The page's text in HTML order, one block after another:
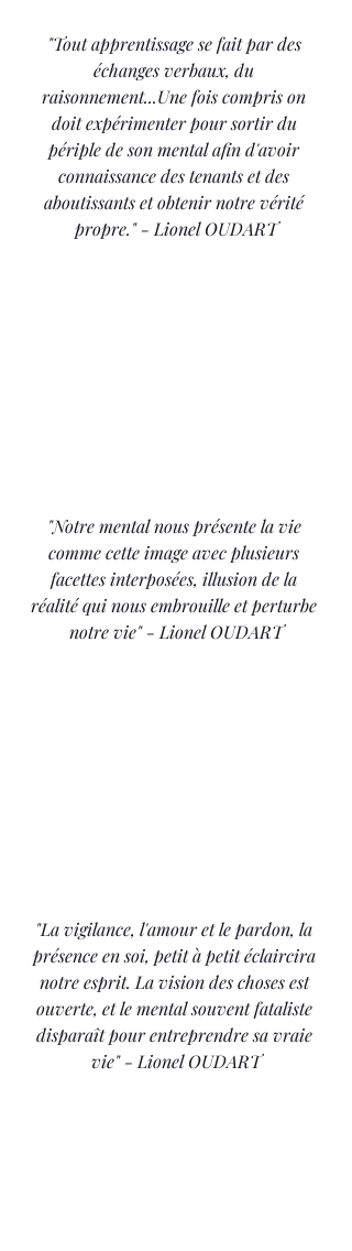
"Tout apprentissage se fait par des
échanges verbaux, du
raisonnement...Une fois compris on
doit expérimenter pour sortir du
périple de son mental afin d'avoir
connaissance des tenants et des
aboutissants et obtenir notre vérité
propre." - Lionel OUDART
"Notre mental nous présente la vie
comme cette image avec plusieurs
facettes interposées, illusion de la
réalité qui nous embrouille et perturbe
notre vie" - Lionel OUDART
"La vigilance, l'amour et le pardon, la
présence en soi, petit à petit éclaircira
notre esprit. La vision des choses est
ouverte, et le mental souvent fataliste
disparaît pour entreprendre sa vraie
vie" - Lionel OUDART